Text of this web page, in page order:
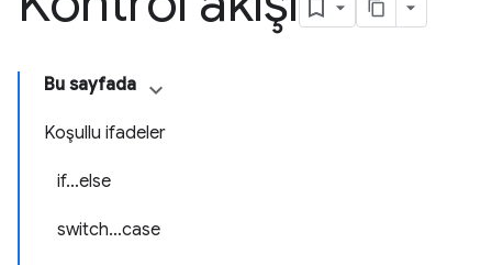
Bu sayfada
Koşullu ifadeler
if…else
switch…case